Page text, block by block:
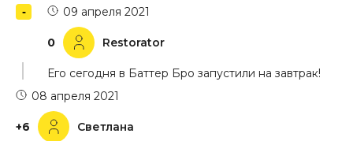
0 Restorator
09 апреля 2021
Его сегодня в Баттер Бро запустили на завтрак!
+6 Светлана
08 апреля 2021